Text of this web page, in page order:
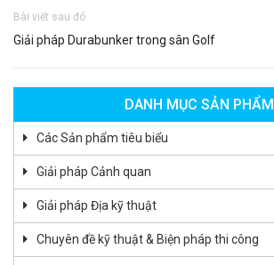
Bài viết sau đó
Giải pháp Durabunker trong sân Golf
DANH MỤC SẢN PHẨM
Các Sản phẩm tiêu biểu
Giải pháp Cảnh quan
Giải pháp Địa kỹ thuật
Chuyên đề kỹ thuật & Biện pháp thi công